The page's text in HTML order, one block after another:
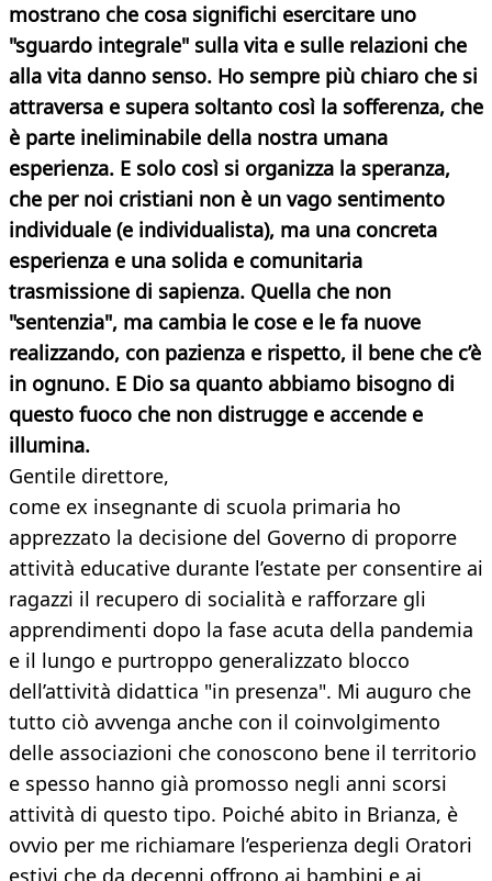
mostrano che cosa significhi esercitare uno
"sguardo integrale" sulla vita e sulle relazioni che
alla vita danno senso. Ho sempre più chiaro che si
attraversa e supera soltanto così la sofferenza, che
è parte ineliminabile della nostra umana
esperienza. E solo così si organizza la speranza,
che per noi cristiani non è un vago sentimento
individuale (e individualista), ma una concreta
esperienza e una solida e comunitaria
trasmissione di sapienza. Quella che non
"sentenzia", ma cambia le cose e le fa nuove
realizzando, con pazienza e rispetto, il bene che c’è
in ognuno. E Dio sa quanto abbiamo bisogno di
questo fuoco che non distrugge e accende e
illumina.
Gentile direttore,
come ex insegnante di scuola primaria ho
apprezzato la decisione del Governo di proporre
attività educative durante l’estate per consentire ai
ragazzi il recupero di socialità e rafforzare gli
apprendimenti dopo la fase acuta della pandemia
e il lungo e purtroppo generalizzato blocco
dell’attività didattica "in presenza". Mi auguro che
tutto ciò avvenga anche con il coinvolgimento
delle associazioni che conoscono bene il territorio
e spesso hanno già promosso negli anni scorsi
attività di questo tipo. Poiché abito in Brianza, è
ovvio per me richiamare l’esperienza degli Oratori
estivi che da decenni offrono ai bambini e ai